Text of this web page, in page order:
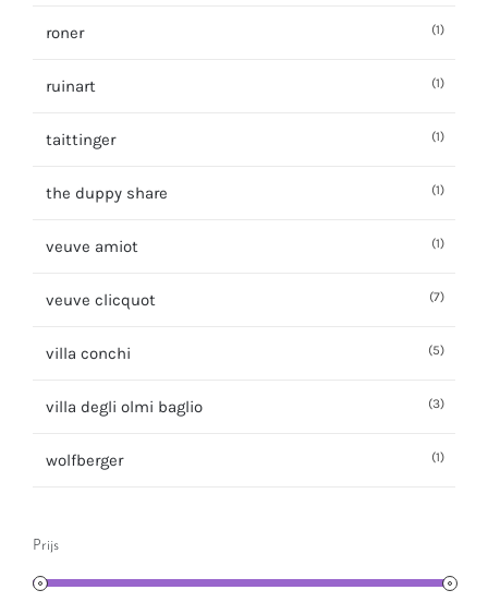
roner (1)
ruinart (1)
taittinger (1)
the duppy share (1)
veuve amiot (1)
veuve clicquot (7)
villa conchi (5)
villa degli olmi baglio (3)
wolfberger (1)
Prijs